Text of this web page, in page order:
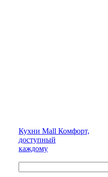
Кухни Mall Комфорт,
доступный
каждому